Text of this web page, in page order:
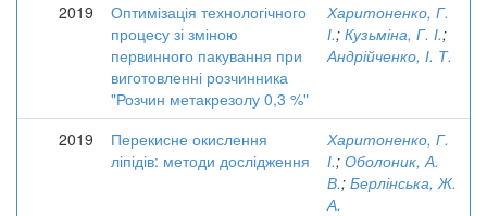
2019
Оптимізація технологічного
процесу зі зміною
первинного пакування при
виготовленні розчинника
"Розчин метакрезолу 0,3 %"
Харитоненко, Г.
І.; Кузьміна, Г. І.;
Андрійченко, І. Т.
2019
Перекисне окислення
ліпідів: методи дослідження
Харитоненко, Г.
І.; Оболоник, А.
В.; Берлінська, Ж.
А.